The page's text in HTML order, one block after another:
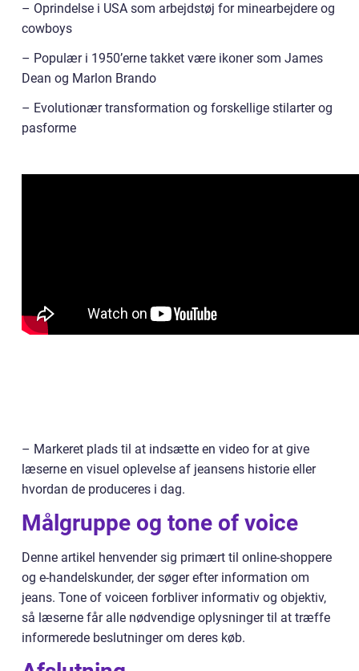
– Oprindelse i USA som arbejdstøj for minearbejdere og
cowboys
– Populær i 1950’erne takket være ikoner som James
Dean og Marlon Brando
– Evolutionær transformation og forskellige stilarter og
pasforme
– Markeret plads til at indsætte en video for at give
læserne en visuel oplevelse af jeansens historie eller
hvordan de produceres i dag.
Målgruppe og tone of voice
Denne artikel henvender sig primært til online-shoppere
og e-handelskunder, der søger efter information om
jeans. Tone of voiceen forbliver informativ og objektiv,
så læserne får alle nødvendige oplysninger til at træffe
informerede beslutninger om deres køb.